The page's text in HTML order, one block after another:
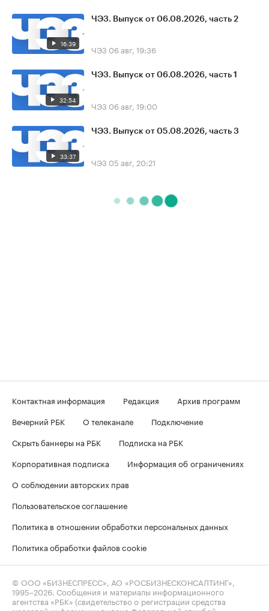
16:39
ЧЭЗ. Выпуск от 06.08.2026, часть 2
ЧЭЗ 06 авг, 19:36
32:54
ЧЭЗ. Выпуск от 06.08.2026, часть 1
ЧЭЗ 06 авг, 19:00
33:37
ЧЭЗ. Выпуск от 05.08.2026, часть 3
ЧЭЗ 05 авг, 20:21
Контактная информация Редакция
Архив программ
Вечерний РБК
О телеканале
Подключение
Скрыть баннеры на РБК
Подписка на РБК
Корпоративная подписка
Информация об ограничениях
О соблюдении авторских прав
Пользовательское соглашение
Политика в отношении обработки персональных данных
Политика обработки файлов cookie
© ООО «БИЗНЕСПРЕСС», АО «РОСБИЗНЕСКОНСАЛТИНГ»,
1995–2026 . Сообщения и материалы информационного
агентства «РБК» (свидетельство о регистрации средства